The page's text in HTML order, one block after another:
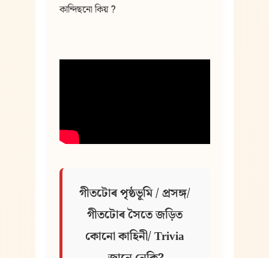
কান্দিছনো কিয় ?
গীতটোৰ পৃষ্ঠভূমি / প্ৰসঙ্গ/
গীতটোৰ সৈতে জড়িত
কোনো কাহিনী/ Trivia